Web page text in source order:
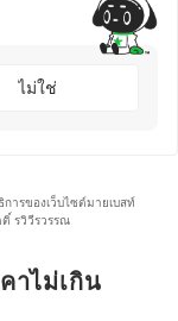
ไม่ใช่
ารของเว็บไซต์มายเบสท์
รวิวีรวรรณ
าไม่เกิน